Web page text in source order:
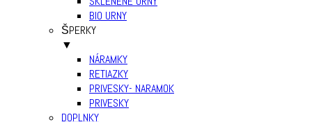
BIO URNY
ŠPERKY
▼
NÁRAMKY
RETIAZKY
PRIVESKY- NARAMOK
PRIVESKY
DOPLNKY